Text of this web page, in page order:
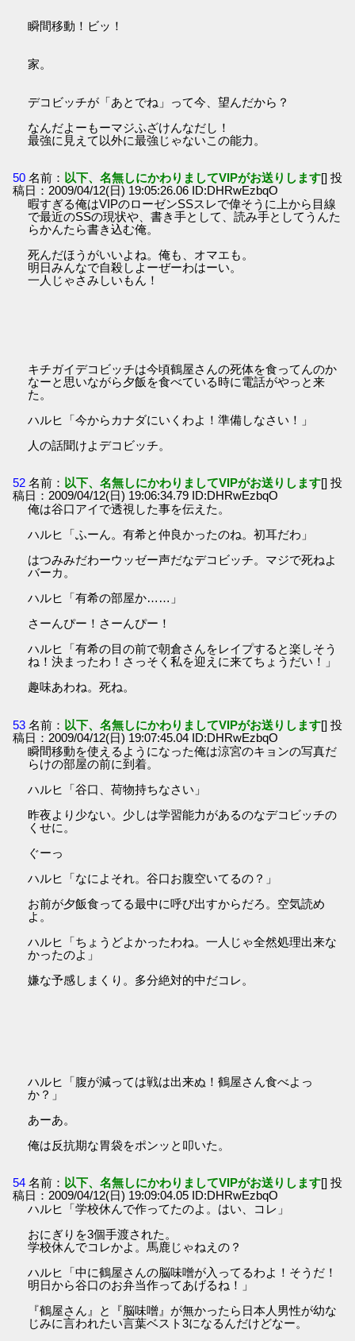
瞬間移動！ビッ！
家。
デコビッチが「あとでね」って今、望んだから？
なんだよーもーマジふざけんなだし！
最強に見えて以外に最強じゃないこの能力。
50 名前： 以下、名無しにかわりましてVIPがお送りします[] 投
稿日：2009/04/12(日) 19:05:26.06 ID:DHRwEzbqO
暇すぎる俺はVIPのローゼンSSスレで偉そうに上から目線
で最近のSSの現状や、書き手として、読み手としてうんた
らかんたら書き込む俺。
死んだほうがいいよね。俺も、オマエも。
明日みんなで自殺しよーぜーわはーい。
一人じゃさみしいもん！
キチガイデコビッチは今頃鶴屋さんの死体を食ってんのか
なーと思いながら夕飯を食べている時に電話がやっと来
た。
ハルヒ「今からカナダにいくわよ！準備しなさい！」
人の話聞けよデコビッチ。
52 名前： 以下、名無しにかわりましてVIPがお送りします[] 投
稿日：2009/04/12(日) 19:06:34.79 ID:DHRwEzbqO
俺は谷口アイで透視した事を伝えた。
ハルヒ「ふーん。有希と仲良かったのね。初耳だわ」
はつみみだわーウッゼー声だなデコビッチ。マジで死ねよ
バーカ。
ハルヒ「有希の部屋か……」
さーんぴー！さーんぴー！
ハルヒ「有希の目の前で朝倉さんをレイプすると楽しそう
ね！決まったわ！さっそく私を迎えに来てちょうだい！」
趣味あわね。死ね。
53 名前： 以下、名無しにかわりましてVIPがお送りします[] 投
稿日：2009/04/12(日) 19:07:45.04 ID:DHRwEzbqO
瞬間移動を使えるようになった俺は涼宮のキョンの写真だ
らけの部屋の前に到着。
ハルヒ「谷口、荷物持ちなさい」
昨夜より少ない。少しは学習能力があるのなデコビッチの
くせに。
ぐーっ
ハルヒ「なによそれ。谷口お腹空いてるの？」
お前が夕飯食ってる最中に呼び出すからだろ。空気読め
よ。
ハルヒ「ちょうどよかったわね。一人じゃ全然処理出来な
かったのよ」
嫌な予感しまくり。多分絶対的中だコレ。
ハルヒ「腹が減っては戦は出来ぬ！鶴屋さん食べよっ
か？」
あーあ。
俺は反抗期な胃袋をポンッと叩いた。
54 名前： 以下、名無しにかわりましてVIPがお送りします[] 投
稿日：2009/04/12(日) 19:09:04.05 ID:DHRwEzbqO
ハルヒ「学校休んで作ってたのよ。はい、コレ」
おにぎりを3個手渡された。
学校休んでコレかよ。馬鹿じゃねえの？
ハルヒ「中に鶴屋さんの脳味噌が入ってるわよ！そうだ！
明日から谷口のお弁当作ってあげるね！」
『鶴屋さん』と『脳味噌』が無かったら日本人男性が幼な
じみに言われたい言葉ベスト3になるんだけどなー。